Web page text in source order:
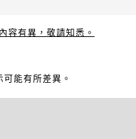
容有異，敬請知悉。
能有所差異。